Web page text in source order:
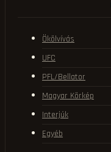
Ökölvívás
UFC
PFL/Bellator
Magyar Körkép
Interjúk
Egyéb